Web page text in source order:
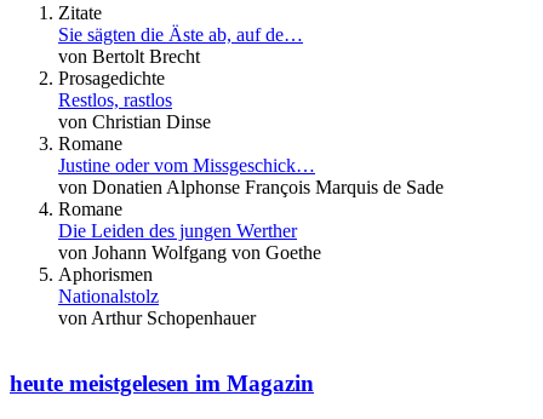
Zitate
Sie sägten die Äste ab, auf de…
von Bertolt Brecht
Prosagedichte
Restlos, rastlos
von Christian Dinse
Romane
Justine oder vom Missgeschick…
von Donatien Alphonse François Marquis de Sade
Romane
Die Leiden des jungen Werther
von Johann Wolfgang von Goethe
Aphorismen
Nationalstolz
von Arthur Schopenhauer
heute meistgelesen im Magazin